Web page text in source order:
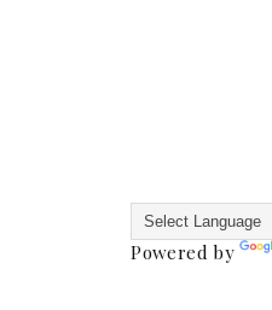
Powered by